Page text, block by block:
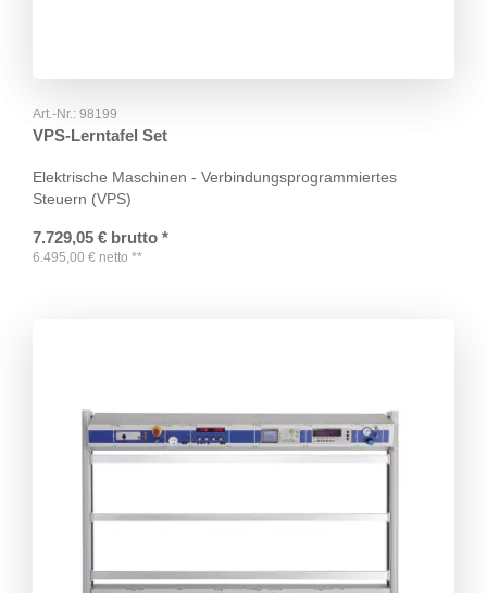
Art.-Nr.: 98199
VPS-Lerntafel Set
Elektrische Maschinen - Verbindungsprogrammiertes
Steuern (VPS)
7.729,05 € brutto *
6.495,00 € netto **